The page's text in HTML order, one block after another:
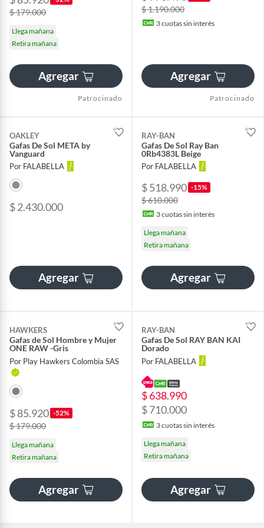
$ 179.000
Llega mañana
Retira mañana
Agregar
Patrocinado
$ 1.190.000
3cuotas sin interés
Agregar
Patrocinado
OAKLEY
Gafas De Sol META by
Vanguard
Por FALABELLA
$ 2.430.000
Agregar
RAY-BAN
Gafas De Sol Ray Ban
0Rb4383L Beige
Por FALABELLA
$ 518.990 -15%
$ 610.000
3cuotas sin interés
Llega mañana
Retira mañana
Agregar
HAWKERS
Gafas de Sol Hombre y Mujer
ONE RAW -Gris
Por Play Hawkers Colombia SAS
$ 85.920 -52%
$ 179.000
Llega mañana
Retira mañana
Agregar
RAY-BAN
Gafas De Sol RAY BAN KAI
Dorado
Por FALABELLA
$ 638.990
$ 710.000
3cuotas sin interés
Llega mañana
Retira mañana
Agregar